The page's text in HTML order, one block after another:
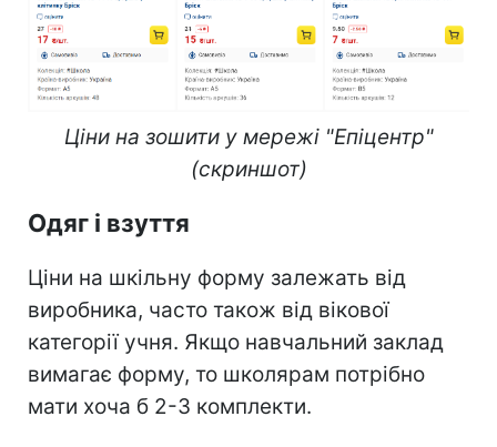
Ціни на зошити у мережі "Епіцентр"
(скриншот)
Одяг і взуття
Ціни на шкільну форму залежать від
виробника, часто також від вікової
категорії учня. Якщо навчальний заклад
вимагає форму, то школярам потрібно
мати хоча б 2-3 комплекти.